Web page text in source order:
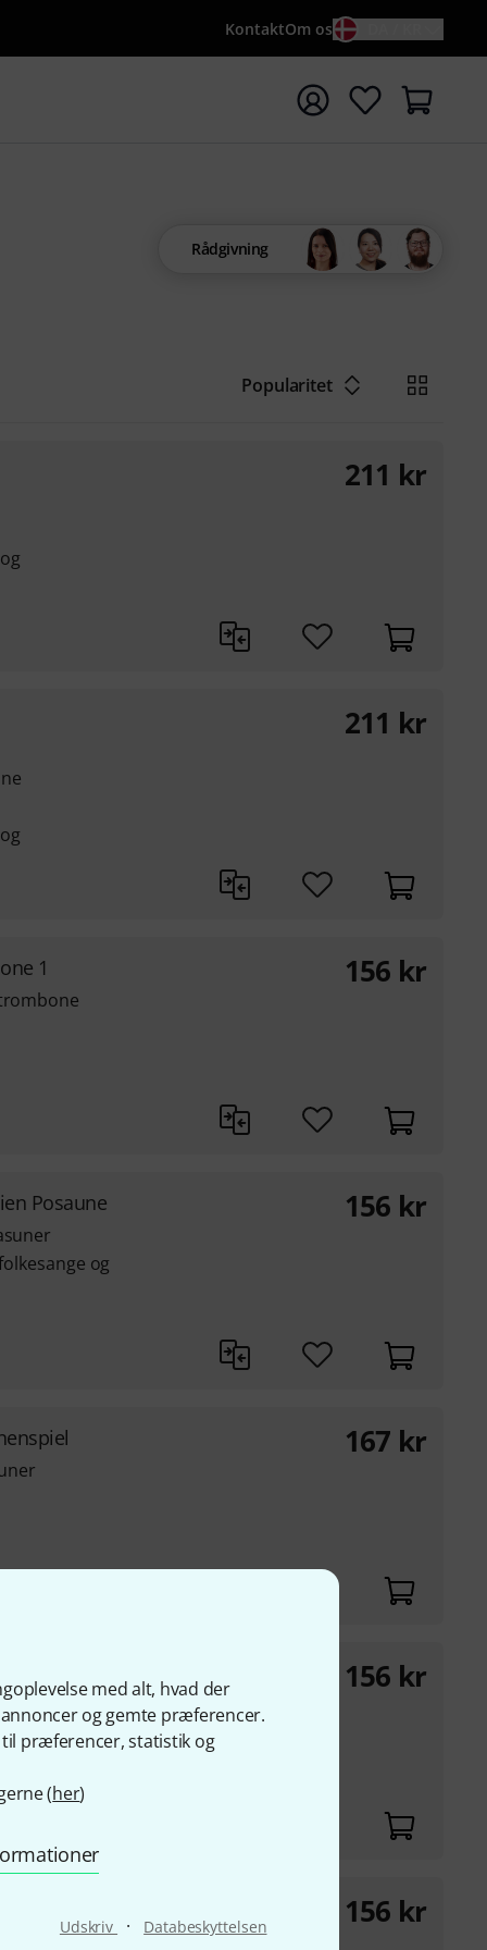
med alt, hvad der
og gemte præferencer.
til præferencer, statistik og
(her)
Udskriv · Databeskyttelsen
KontaktOm os
med søgeord {searchTerm}
Rådgivning
Popularitet
211 kr
211 kr
1 156 kr
Posaune
og
156 kr
167 kr
156 kr
156 kr